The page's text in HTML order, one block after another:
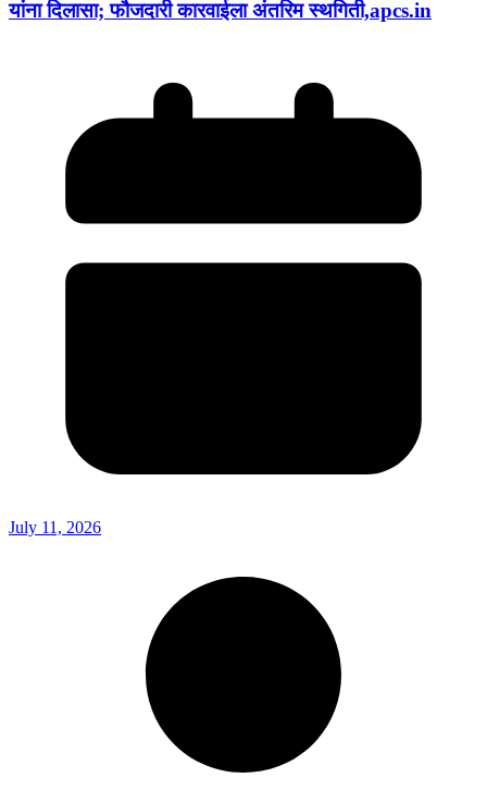
यांना दिलासा; फौजदारी कारवाईला अंतरिम स्थगिती,apcs.in
July 11, 2026